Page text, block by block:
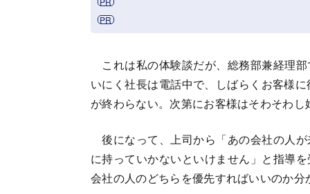
これは私の体験談だが、総務部兼経理
いにく社長は電話中で、しばらくお客様
が終わらない。次第にお客様はそわそわ
後になって、上司から「あの会社の人
に持っていかないといけません」と指導
会社の人のどちらを優先すればいいのか